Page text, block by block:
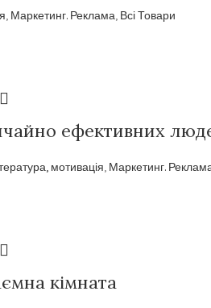
, Маркетинг. Реклама, Всі Товари
ефективних
мотивація, Маркетинг.
кімната